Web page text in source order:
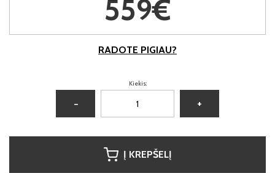
559€
RADOTE PIGIAU?
Kiekis:
− +
Į KREPŠELĮ